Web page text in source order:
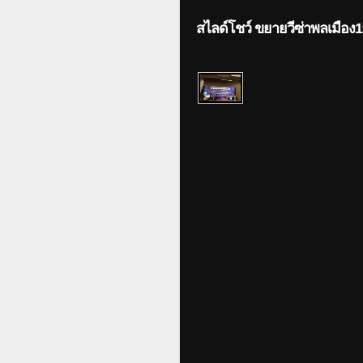
สไลด์โชว์ ขยายวีซ่าพลเมือง